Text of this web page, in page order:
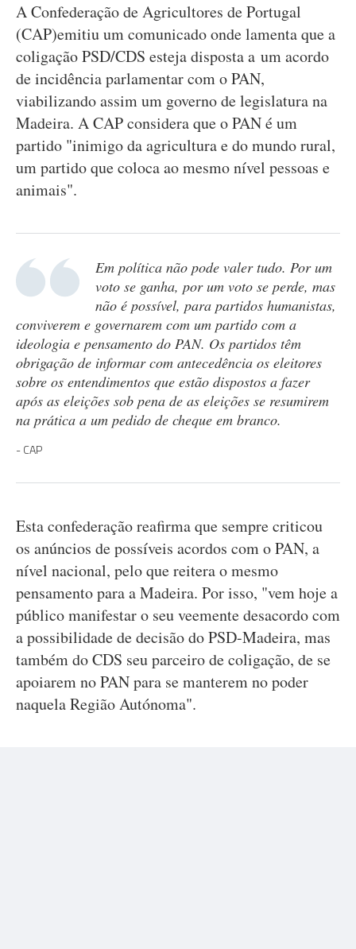
A Confederação de Agricultores de Portugal
(CAP)emitiu um comunicado onde lamenta que a
coligação PSD/CDS esteja disposta a um acordo
de incidência parlamentar com o PAN,
viabilizando assim um governo de legislatura na
Madeira. A CAP considera que o PAN é um
partido "inimigo da agricultura e do mundo rural,
um partido que coloca ao mesmo nível pessoas e
animais".
Em política não pode valer tudo. Por um
voto se ganha, por um voto se perde, mas
não é possível, para partidos humanistas,
conviverem e governarem com um partido com a
ideologia e pensamento do PAN. Os partidos têm
obrigação de informar com antecedência os eleitores
sobre os entendimentos que estão dispostos a fazer
após as eleições sob pena de as eleições se resumirem
na prática a um pedido de cheque em branco.
CAP
Esta confederação reafirma que sempre criticou
os anúncios de possíveis acordos com o PAN, a
nível nacional, pelo que reitera o mesmo
pensamento para a Madeira. Por isso, "vem hoje a
público manifestar o seu veemente desacordo com
a possibilidade de decisão do PSD-Madeira, mas
também do CDS seu parceiro de coligação, de se
apoiarem no PAN para se manterem no poder
naquela Região Autónoma".